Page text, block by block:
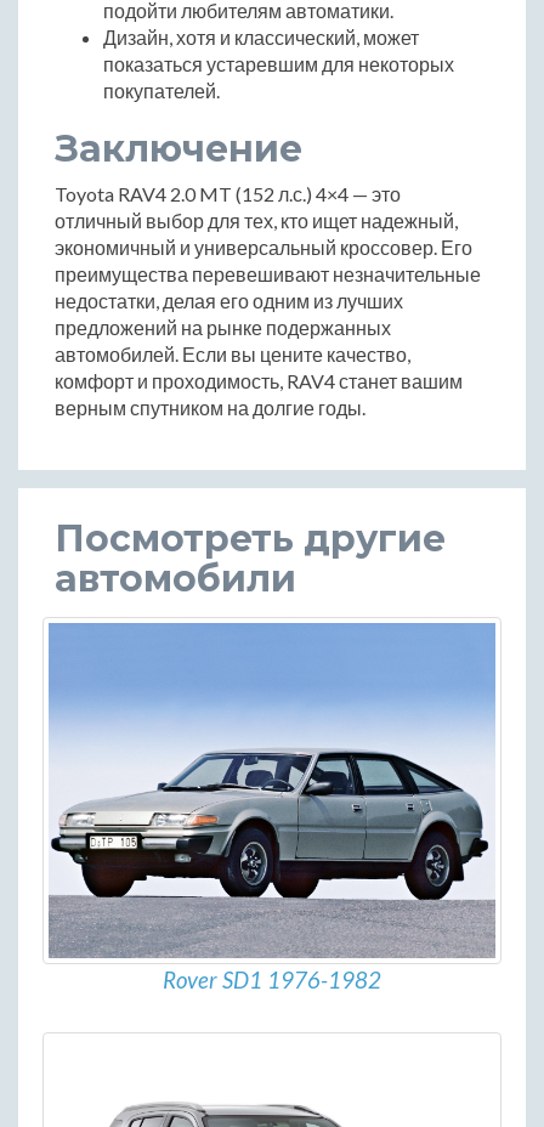
подойти любителям автоматики.
Дизайн, хотя и классический, может
показаться устаревшим для некоторых
покупателей.
Заключение
Toyota RAV4 2.0 MT (152 л.с.) 4×4 — это
отличный выбор для тех, кто ищет надежный,
экономичный и универсальный кроссовер. Его
преимущества перевешивают незначительные
недостатки, делая его одним из лучших
предложений на рынке подержанных
автомобилей. Если вы цените качество,
комфорт и проходимость, RAV4 станет вашим
верным спутником на долгие годы.
Посмотреть другие
автомобили
Rover SD1 1976-1982